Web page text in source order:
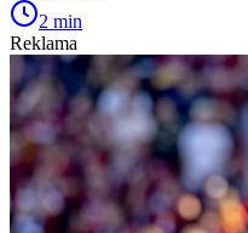
2 min
Reklama